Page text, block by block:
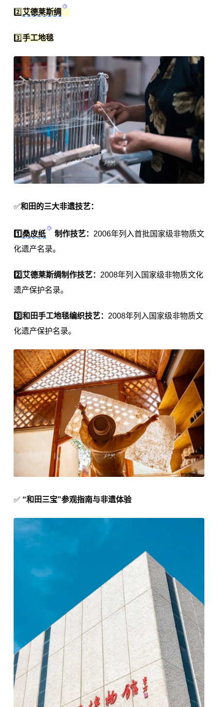
2️⃣ 艾德莱斯绸
3️⃣手工地毯
✅和田的三大非遗技艺：
1️⃣ 桑皮纸 制作技艺： 2006年列入首批国家级非物质文
化遗产名录。
2️⃣艾德莱斯绸制作技艺： 2008年列入国家级非物质文化
遗产保护名录。
3️⃣和田手工地毯编织技艺： 2008年列入国家级非物质文
化遗产保护名录。
✅ “和田三宝”参观指南与非遗体验